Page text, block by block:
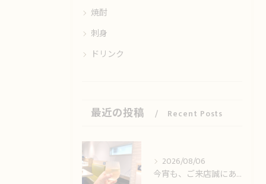
焼酎
刺身
ドリンク
最近の投稿 Recent Posts
2026/08/06
今宵も、ご来店誠にありがとうございました🙏